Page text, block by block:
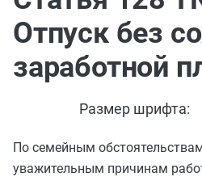
Отпуск без
заработной
Размер шрифта:
По семейным
уважительным причинам